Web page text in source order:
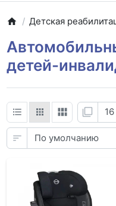
Детская
детей-